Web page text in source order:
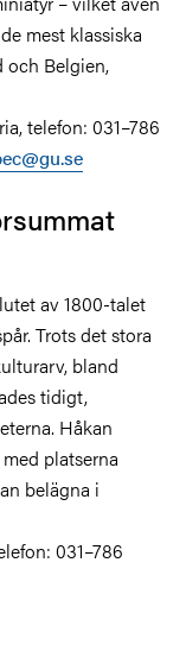
mest klassiska
och Belgien,
telefon: 031–786
av 1800-talet
Trots det stora
bland
tidigt,
Håkan
platserna
belägna i
031–786